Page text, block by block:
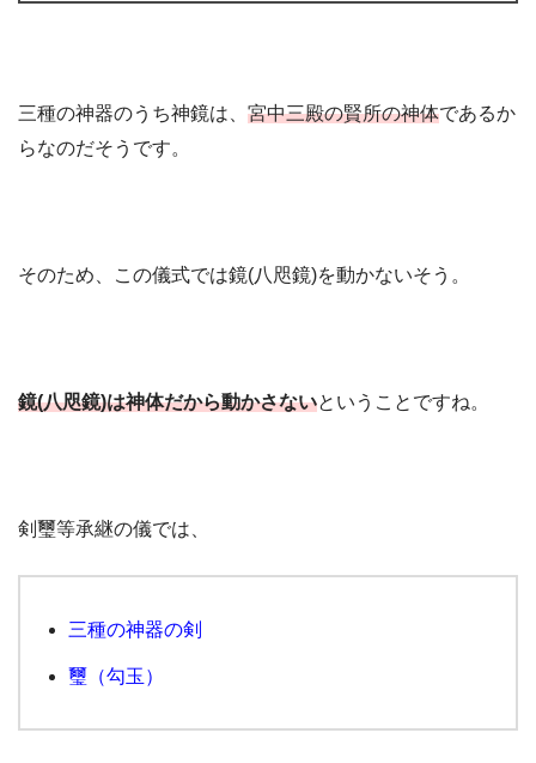
三種の神器のうち神鏡は、 宮中三殿の賢所の神体であるか
らなのだそうです。
そのため、この儀式では鏡(八咫鏡)を動かないそう。
鏡(八咫鏡)は神体だから動かさないということですね。
剣璽等承継の儀では、
三種の神器の剣
璽（勾玉）